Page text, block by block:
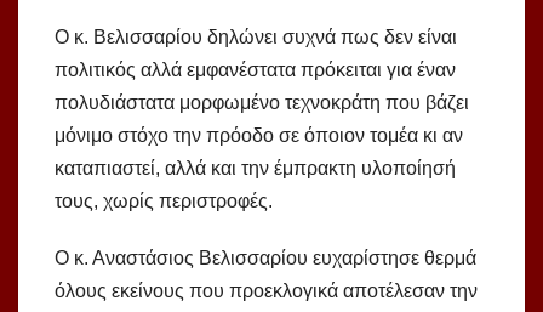
Ο κ. Βελισσαρίου δηλώνει συχνά πως δεν είναι
πολιτικός αλλά εμφανέστατα πρόκειται για έναν
πολυδιάστατα μορφωμένο τεχνοκράτη που βάζει
μόνιμο στόχο την πρόοδο σε όποιον τομέα κι αν
καταπιαστεί, αλλά και την έμπρακτη υλοποίησή
τους, χωρίς περιστροφές.
Ο κ. Αναστάσιος Βελισσαρίου ευχαρίστησε θερμά
όλους εκείνους που προεκλογικά αποτέλεσαν την